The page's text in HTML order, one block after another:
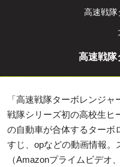
高速戦隊
高速戦隊
「高速戦隊ターボレンジ
戦隊シリーズ初の高校生ヒ
の自動車が合体するターボ
すじ、opなどの動画情報
（Amazonプライムビデオ